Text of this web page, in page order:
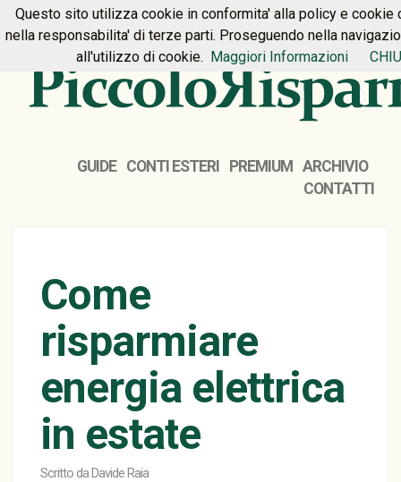
HOME PREMIUM CONTATTI
GUIDE CONTI ESTERI PREMIUM
ARCHIVIO
CONTATTI
Come
risparmiare
energia elettrica
in estate
Scritto da Davide Raia
Questo sito utilizza cookie in conformita' alla policy e cookie
nella responsabilita' di terze parti. Proseguendo nella
all'utilizzo di cookie. Maggiori Informazioni